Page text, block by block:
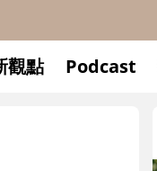
觀點 Podcast